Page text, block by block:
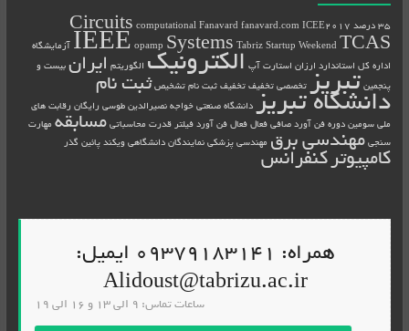
35 درصد Circuits computational Fanavard fanavard.com ICEE2017
IEEEopamp Systems Tabriz Startup Weekend TCAS
آزمایشگاه
اداره کل استاندارد ارزان استارت آپالکترونیک الگوریتم ایران بیست و
پنجمینتبریز تخصصی تخفیف تخفیف ثبت نام تشخیصثبت نام دانشگاه تبریز دانشگاه صنعتی خواجه نصیرالدین طوسی رایگان رقابت های
ملی سومین دوره فن آورد صافی فعال فعال فن آورد فیلتر قدرت محاسباتی مسابقه مهارت
سنجی مهندسی برق مهندسی پزشکی نمایندگان دانشگاهی ویکند پائین گذر
کامپیوترکنفرانس
همراه: 09379183141 ایمیل:
Alidoust@tabrizu.ac.ir
ساعات تماس: 9 الی 13 و 16 الی 19